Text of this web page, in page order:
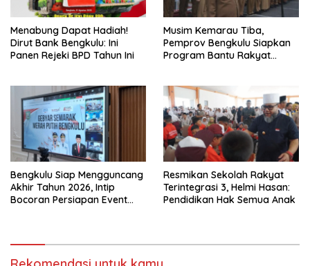
Menabung Dapat Hadiah!
Dirut Bank Bengkulu: Ini
Panen Rejeki BPD Tahun Ini
Musim Kemarau Tiba,
Pemprov Bengkulu Siapkan
Program Bantu Rakyat
Bengkulu Siap Mengguncang
Akhir Tahun 2026, Intip
Bocoran Persiapan Event
Resmikan Sekolah Rakyat
Terintegrasi 3, Helmi Hasan:
Pendidikan Hak Semua Anak